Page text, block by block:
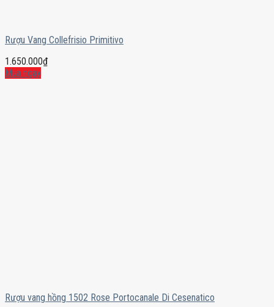
Rượu Vang Collefrisio Primitivo
1.650.000₫
Mua ngay
Rượu vang hồng 1502 Rose Portocanale Di Cesenatico